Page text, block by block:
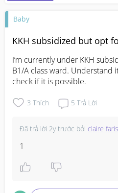
Baby
KKH subsidized but opt
I’m currently under KKH
B1/A class ward. Understand
check if it is possible.
3 Thích 5 Trả Lời
Đã trả lời 2y trước bởi claire
1